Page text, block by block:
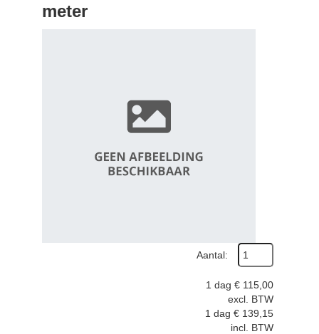
meter
Aantal:
1 dag € 115,00
excl. BTW
1 dag € 139,15
incl. BTW